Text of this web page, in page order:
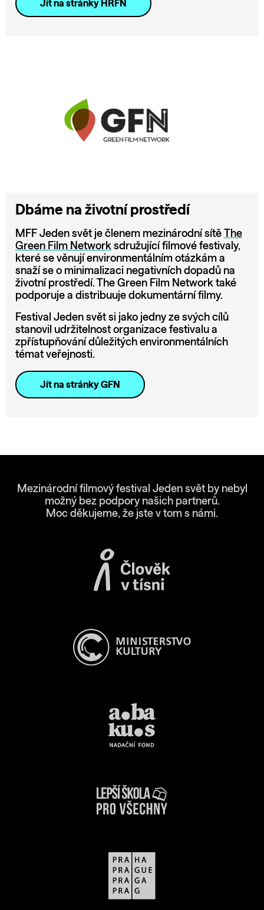
Jít na stránky HRFN
Dbáme na životní prostředí
MFF Jeden svět je členem mezinárodní sítě
The
Green Film Network sdružující filmové festivaly,
které se věnují environmentálním otázkám a
snaží se o minimalizaci negativních dopadů na
životní prostředí. The Green Film Network také
podporuje a distribuuje dokumentární filmy.
Festival Jeden svět si jako jedny ze svých cílů
stanovil udržitelnost organizace festivalu a
zpřístupňování důležitých environmentálních
témat veřejnosti.
Jít na stránky GFN
Mezinárodní filmový festival Jeden svět by nebyl
možný bez podpory našich partnerů.
Moc děkujeme, že jste v tom s námi.